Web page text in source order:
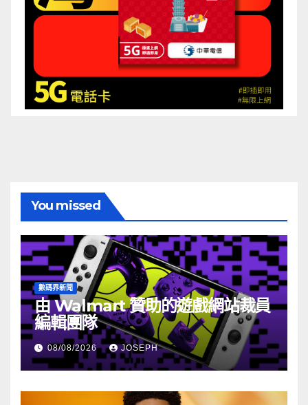
You missed
數碼界新聞
由 Walmart 贊助的遊戲網站裁員
編輯團隊
08/08/2026 JOSEPH